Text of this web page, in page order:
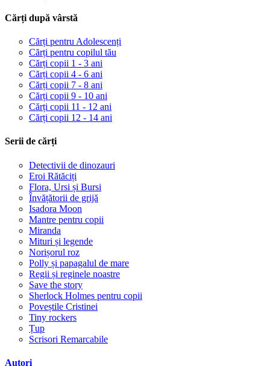
Cărți după vârstă
Cărți pentru Adolescenți
Cărți pentru copilul tău
Cărți copii 1 - 3 ani
Cărți copii 4 - 6 ani
Cărți copii 7 - 8 ani
Cărți copii 9 - 10 ani
Cărți copii 11 - 12 ani
Cărți copii 12 - 14 ani
Serii de cărți
Detectivii de dinozauri
Eroi Rătăciți
Flora, Ursi și Bursi
Învățătorii de grijă
Isadora Moon
Mantre pentru copii
Miranda
Mituri și legende
Norișorul roz
Polly și papagalul de mare
Regii și reginele noastre
Save the story
Sherlock Holmes pentru copii
Poveștile Cristinei
Tiny rockers
Țup
Scrisori Remarcabile
Autori